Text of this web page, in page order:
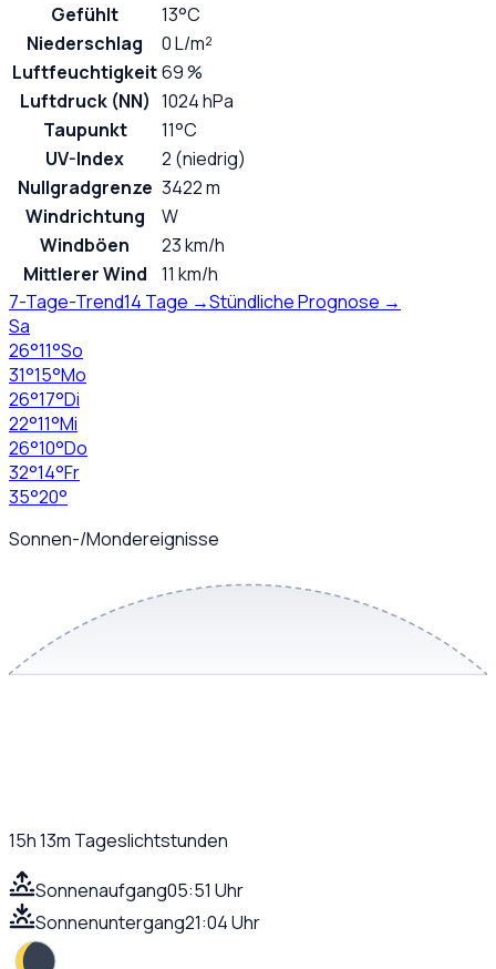
Gefühlt
13°C
Niederschlag
0 L/m²
Luftfeuchtigkeit69 %
Luftdruck (NN) 1024 hPa
Taupunkt
11°C
UV-Index
2 (niedrig)
Nullgradgrenze 3422 m
Windrichtung
W
Windböen
23 km/h
Mittlerer Wind
11 km/h
7-Tage-Trend14 Tage →Stündliche Prognose →
Sa
26°11°So
31°15°Mo
26°17°Di
22°11°Mi
26°10°Do
32°14°Fr
35°20°
Sonnen-/Mondereignisse
15h 13m Tageslichtstunden
Sonnenaufgang05:51 Uhr
Sonnenuntergang21:04 Uhr